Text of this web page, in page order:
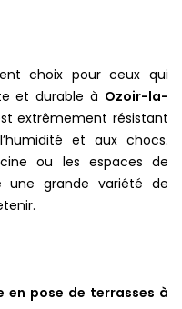
choix pour ceux qui
et durable à Ozoir-la-
extrêmement résistant
et aux chocs.
ou les espaces de
une grande variété de
en pose de terrasses à